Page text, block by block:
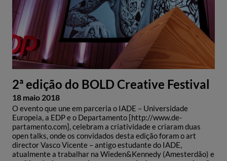
2ª edição do BOLD Creative Festival
18 maio 2018
O evento que une em parceria o IADE – Universidade
Europeia, a EDP e o Departamento [http://www.de-
partamento.com], celebram a criatividade e criaram duas
open talks, onde os convidados desta edição foram o art
director Vasco Vicente – antigo estudante do IADE,
atualmente a trabalhar na Wieden&Kennedy (Amesterdão) e